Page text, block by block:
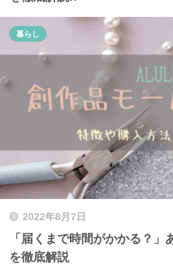
2022年8月7日
「届くまで時間がかかる？
を徹底解説
暮らし